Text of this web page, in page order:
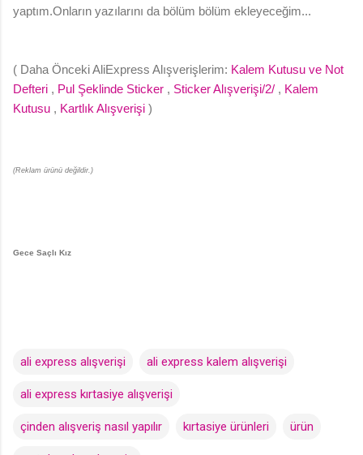
yaptım.Onların yazılarını da bölüm bölüm ekleyeceğim...
( Daha Önceki AliExpress Alışverişlerim: Kalem Kutusu ve Not
Defteri , Pul Şeklinde Sticker , Sticker Alışverişi/2/ , Kalem
Kutusu , Kartlık Alışverişi )
(Reklam ürünü değildir.)
Gece Saçlı Kız
ali express alışverişi ali express kalem alışverişi
ali express kırtasiye alışverişi
çinden alışveriş nasıl yapılır kırtasiye ürünleri ürün